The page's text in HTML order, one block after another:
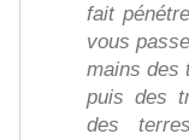
fait
vous
mains des
puis des
des